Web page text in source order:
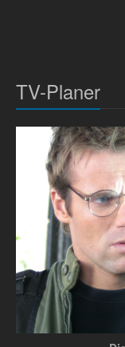
TV-Planer